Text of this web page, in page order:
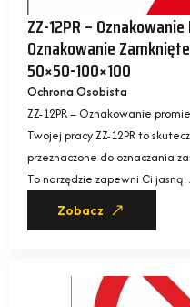
ZZ-12PR –
Oznakowanie
50×50-100×100
Ochrona Osobista
ZZ-12PR – Oznakowanie
Twojej pracy ZZ-12PR to
przeznaczone do oznaczania
To narzędzie zapewni Ci
Zobacz